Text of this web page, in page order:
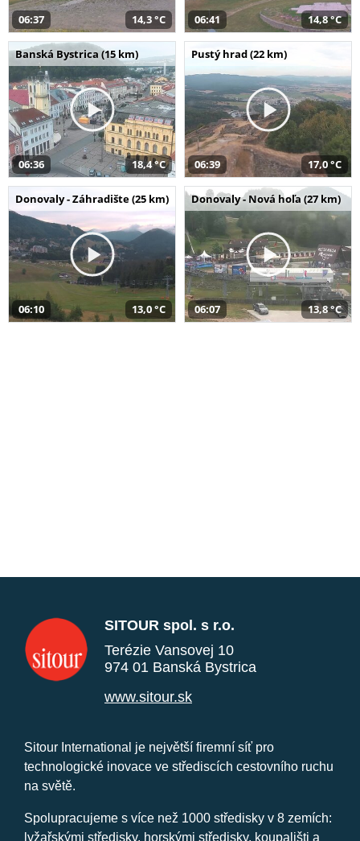
06:37 14,3 °C 06:41 14,8 °C
Banská Bystrica (15 km)
06:36 18,4 °C
Pustý hrad (22 km)
06:39 17,0 °C
Donovaly - Záhradište (25 km)
06:10 13,0 °C
Donovaly - Nová hoľa (27 km)
06:07 13,8 °C
SITOUR spol. s r.o.
Terézie Vansovej 10
974 01 Banská Bystrica
www.sitour.sk
Sitour International je největší firemní síť pro
technologické inovace ve střediscích cestovního ruchu
na světě.
Spolupracujeme s více než 1000 středisky v 8 zemích:
lyžařskými středisky, horskými středisky, koupališti a